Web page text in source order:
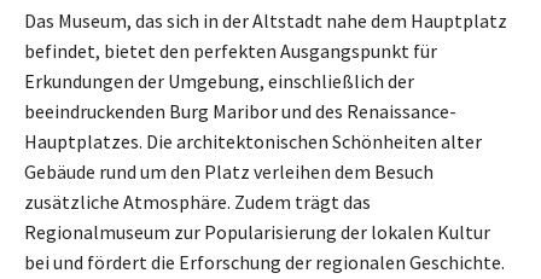
Das Museum, das sich in der Altstadt nahe dem Hauptplatz
befindet, bietet den perfekten Ausgangspunkt für
Erkundungen der Umgebung, einschließlich der
beeindruckenden Burg Maribor und des Renaissance-
Hauptplatzes. Die architektonischen Schönheiten alter
Gebäude rund um den Platz verleihen dem Besuch
zusätzliche Atmosphäre. Zudem trägt das
Regionalmuseum zur Popularisierung der lokalen Kultur
bei und fördert die Erforschung der regionalen Geschichte.